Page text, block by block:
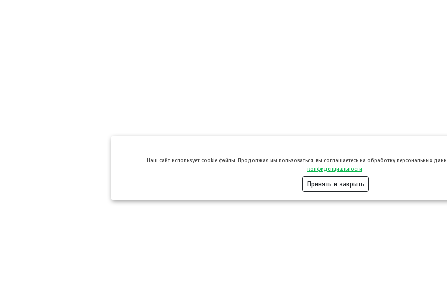
Hаш сайт использует cookie файлы. Продолжая им пользоваться, вы соглашаетесь на обработку персональных
конфиденциальности
Принять и закрыть